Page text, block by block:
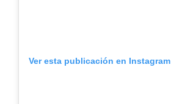
Ver esta publicación en Instagram